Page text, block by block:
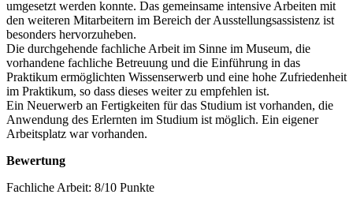
umgesetzt werden konnte. Das gemeinsame intensive Arbeiten mit
den weiteren Mitarbeitern im Bereich der Ausstellungsassistenz ist
besonders hervorzuheben.
Die durchgehende fachliche Arbeit im Sinne im Museum, die
vorhandene fachliche Betreuung und die Einführung in das
Praktikum ermöglichten Wissenserwerb und eine hohe Zufriedenheit
im Praktikum, so dass dieses weiter zu empfehlen ist.
Ein Neuerwerb an Fertigkeiten für das Studium ist vorhanden, die
Anwendung des Erlernten im Studium ist möglich. Ein eigener
Arbeitsplatz war vorhanden.
Bewertung
Fachliche Arbeit: 8/10 Punkte